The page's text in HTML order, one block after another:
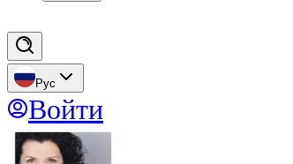
Рус
Войти